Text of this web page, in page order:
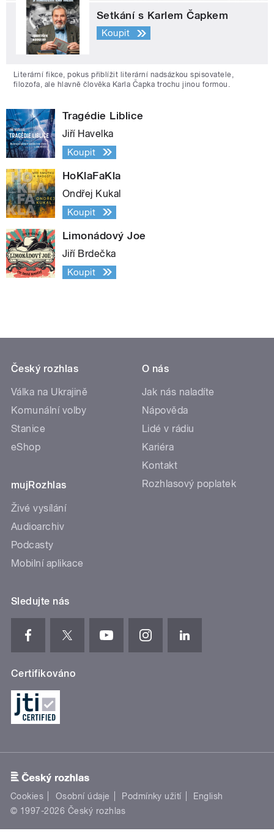
Setkání s Karlem Čapkem
Koupit
Literární fikce, pokus přiblížit literární nadsázkou spisovatele,
filozofa, ale hlavně člověka Karla Čapka trochu jinou formou.
Tragédie Liblice
Jiří Havelka
Koupit
HoKlaFaKla
Ondřej Kukal
Koupit
Limonádový Joe
Jiří Brdečka
Koupit
Český rozhlas
Válka na Ukrajině
Komunální volby
Stanice
eShop
mujRozhlas
Živé vysílání
Audioarchiv
Podcasty
Mobilní aplikace
O nás
Jak nás naladíte
Nápověda
Lidé v rádiu
Kariéra
Kontakt
Rozhlasový poplatek
Sledujte nás
Certifikováno
Cookies Osobní údaje Podmínky užití
English
© 1997-2026 Český rozhlas